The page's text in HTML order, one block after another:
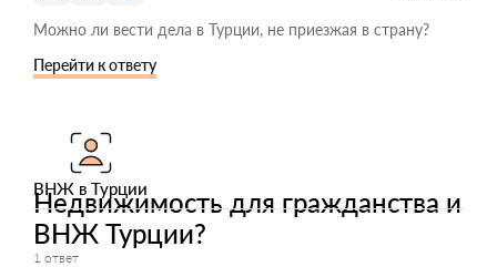
Можно ли вести дела в Турции, не приезжая в страну?
Перейти к ответу
ВНЖ в Турции
Недвижимость для гражданства и
ВНЖ Турции?
1 ответ